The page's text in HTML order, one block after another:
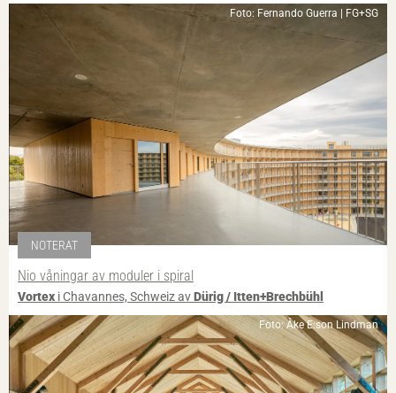
Foto: Fernando Guerra | FG+SG
NOTERAT
Nio våningar av moduler i spiral
Vortex i Chavannes, Schweiz avDürig / Itten+Brechbühl
Foto: Åke E:son Lindman